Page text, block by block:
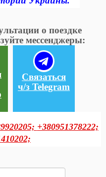
о поездке
мессенджеры:
Связаться
ч/з Telegram
+380951378222;